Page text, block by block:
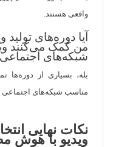
واقعی هستند.
آیا دوره‌های
من کمک می‌کنند
شبکه‌های
بله، بسیاری از دوره‌ها
مناسب شبکه‌های اجتماعی
نکات نهایی
ویدیو با هوش